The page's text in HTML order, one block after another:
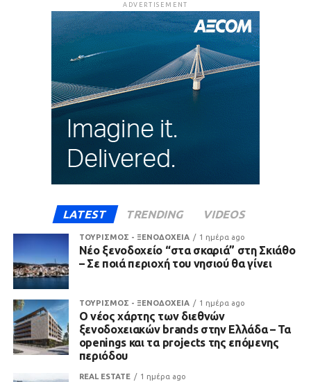
ADVERTISEMENT
LATEST TRENDING VIDEOS
ΤΟΥΡΙΣΜΟΣ - ΞΕΝΟΔΟΧΕΙΑ 1 ημέρα ago
Νέο ξενοδοχείο “στα σκαριά” στη Σκιάθο
– Σε ποιά περιοχή του νησιού θα γίνει
ΤΟΥΡΙΣΜΟΣ - ΞΕΝΟΔΟΧΕΙΑ 1 ημέρα ago
Ο νέος χάρτης των διεθνών
ξενοδοχειακών brands στην Ελλάδα – Τα
openings και τα projects της επόμενης
περιόδου
REAL ESTATE 1 ημέρα ago